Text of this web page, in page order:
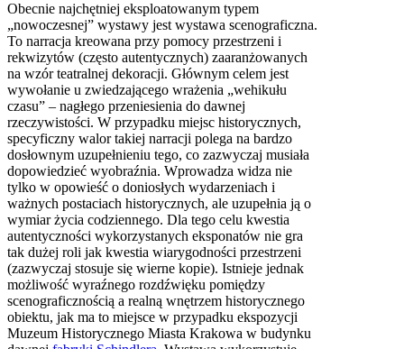
Obecnie najchętniej eksploatowanym typem
„nowoczesnej” wystawy jest wystawa scenograficzna.
To narracja kreowana przy pomocy przestrzeni i
rekwizytów (często autentycznych) zaaranżowanych
na wzór teatralnej dekoracji. Głównym celem jest
wywołanie u zwiedzającego wrażenia „wehikułu
czasu” – nagłego przeniesienia do dawnej
rzeczywistości. W przypadku miejsc historycznych,
specyficzny walor takiej narracji polega na bardzo
dosłownym uzupełnieniu tego, co zazwyczaj musiała
dopowiedzieć wyobraźnia. Wprowadza widza nie
tylko w opowieść o doniosłych wydarzeniach i
ważnych postaciach historycznych, ale uzupełnia ją o
wymiar życia codziennego. Dla tego celu kwestia
autentyczności wykorzystanych eksponatów nie gra
tak dużej roli jak kwestia wiarygodności przestrzeni
(zazwyczaj stosuje się wierne kopie). Istnieje jednak
możliwość wyraźnego rozdźwięku pomiędzy
scenograficznością a realną wnętrzem historycznego
obiektu, jak ma to miejsce w przypadku ekspozycji
Muzeum Historycznego Miasta Krakowa w budynku